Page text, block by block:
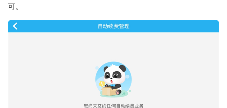
可。